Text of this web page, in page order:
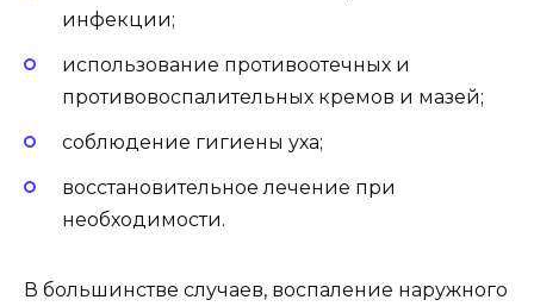
инфекции;
использование противоотечных и
противовоспалительных кремов и мазей;
соблюдение гигиены уха;
восстановительное лечение при
необходимости.
В большинстве случаев, воспаление наружного